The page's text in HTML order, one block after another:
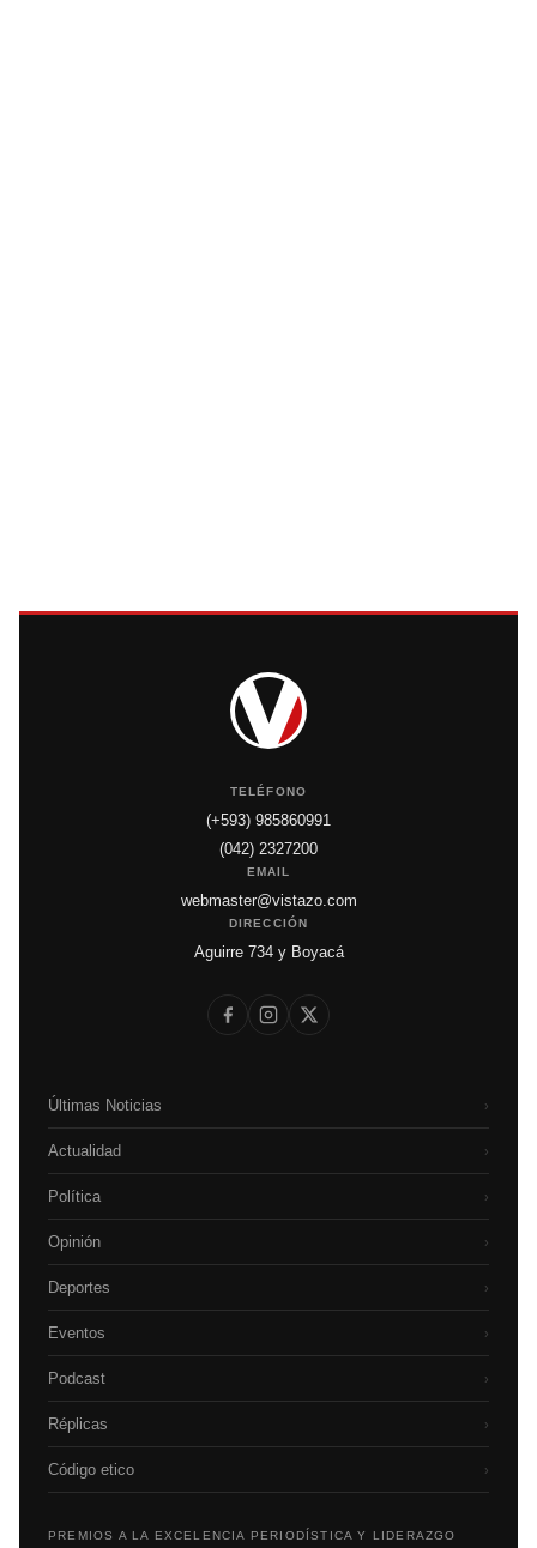
TELÉFONO
(+593) 985860991
(042) 2327200
EMAIL
webmaster@vistazo.com
DIRECCIÓN
Aguirre 734 y Boyacá
Últimas Noticias ›
Actualidad ›
Política ›
Opinión ›
Deportes ›
Eventos ›
Podcast ›
Réplicas ›
Código etico ›
PREMIOS A LA EXCELENCIA PERIODÍSTICA Y LIDERAZGO